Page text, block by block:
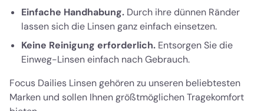
Einfache Handhabung. Durch ihre dünnen Ränder
lassen sich die Linsen ganz einfach einsetzen.
Keine Reinigung erforderlich. Entsorgen Sie die
Einweg-Linsen einfach nach Gebrauch.
Focus Dailies Linsen gehören zu unseren beliebtesten
Marken und sollen Ihnen größtmöglichen Tragekomfort